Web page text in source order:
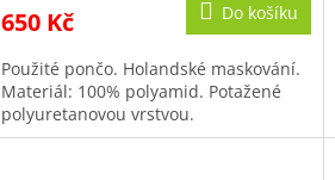
650 Kč Do košíku
Použité pončo. Holandské maskování.
Materiál: 100% polyamid. Potažené
polyuretanovou vrstvou.